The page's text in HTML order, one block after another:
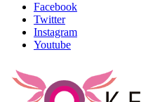
Facebook
Twitter
Instagram
Youtube